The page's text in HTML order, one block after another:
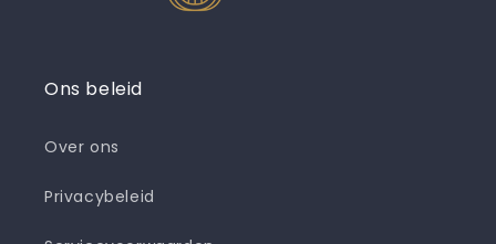
Ons beleid
Over ons
Privacybeleid